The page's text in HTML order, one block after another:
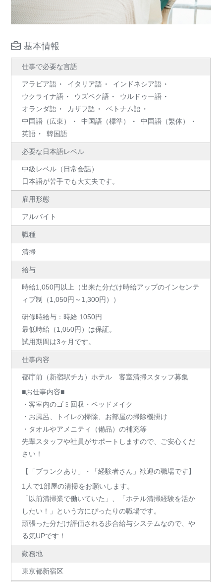
基本情報
仕事で必要な言語
アラビア語 イタリア語
インドネシア語
ウクライナ語
ウズベク語
ウルドゥー語
オランダ語
カザフ語
ベトナム語
中国語（広東）
中国語（標準）
中国語（繁体）
英語
韓国語
必要な日本語レベル
中級レベル（日常会話）
日本語が苦手でも大丈夫です。
雇用形態
アルバイト
職種
清掃
給与
時給1,050円以上（出来た分だけ時給アップのインセンテ
ィブ制（1,050円～1,300円））
研修時給与：時給 1050円
最低時給（1,050円）は保証。
試用期間は3ヶ月です。
仕事内容
都庁前（新宿駅チカ）ホテル 客室清掃スタッフ募集
■お仕事内容■
・客室内のゴミ回収・ベッドメイク
・お風呂、トイレの掃除、お部屋の掃除機掛け
・タオルやアメニティ（備品）の補充等
先輩スタッフや社員がサポートしますので、ご安心くだ
さい！
【「ブランクあり」・「経験者さん」歓迎の職場です】
1人で1部屋の清掃をお願いします。
「以前清掃業で働いていた」、「ホテル清掃経験を活か
したい！」という方にぴったりの職場です。
頑張った分だけ評価される歩合給与システムなので、や
る気UPです！
勤務地
東京都新宿区